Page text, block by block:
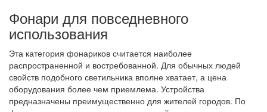
Фонари для повседневного
использования
Эта категория фонариков считается наиболее
распространенной и востребованной. Для обычных людей
свойств подобного светильника вполне хватает, а цена
оборудования более чем приемлема. Устройства
предназначены преимущественно для жителей городов. По